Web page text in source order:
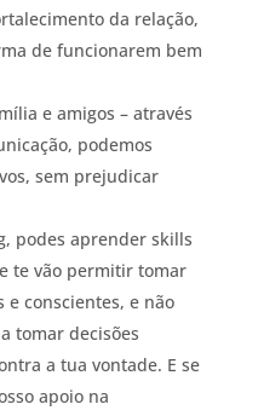
da relação,
de funcionarem bem
e amigos – através
podemos
sem prejudicar
podes aprender skills
te vão permitir tomar
e conscientes, e não
tomar decisões
a tua vontade. E se
apoio na